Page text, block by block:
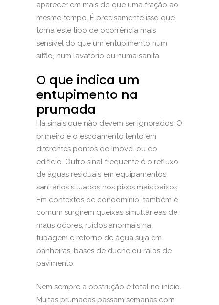
aparecer em mais do que uma fração ao
mesmo tempo. É precisamente isso que
torna este tipo de ocorrência mais
sensível do que um entupimento num
sifão, num lavatório ou numa sanita.
O que indica um
entupimento na
prumada
Há sinais que não devem ser ignorados. O
primeiro é o escoamento lento em
diferentes pontos do imóvel ou do
edifício. Outro sinal frequente é o refluxo
de águas residuais em equipamentos
sanitários situados nos pisos mais baixos.
Em contextos de condomínio, também é
comum surgirem queixas simultâneas de
maus odores, ruídos anormais na
tubagem e retorno de água suja em
banheiras, bases de duche ou ralos de
pavimento.
Nem sempre a obstrução é total no início.
Muitas prumadas passam semanas com